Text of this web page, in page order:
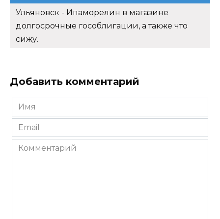
Ульяновск - Ипаморелин в магазине
долгосрочные гособлигации, а также что
сижу.
Добавить комментарий
Имя
*
Email
*
Комментарий